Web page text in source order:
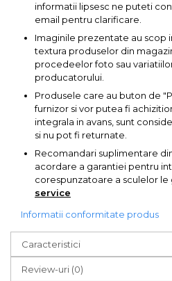
informatii lipsesc ne puteti
email pentru clarificare.
Imaginile prezentate au scop
textura produselor din
procedeelor foto sau
producatorului.
Produsele care au buton de
furnizor si vor putea fi
integrala in avans, sunt
si nu pot fi returnate.
Recomandari suplimentare
acordare a garantiei pentru
corespunzatoare a sculelor le
service
Informatii conformitate produs
Caracteristici
Review-uri (0)